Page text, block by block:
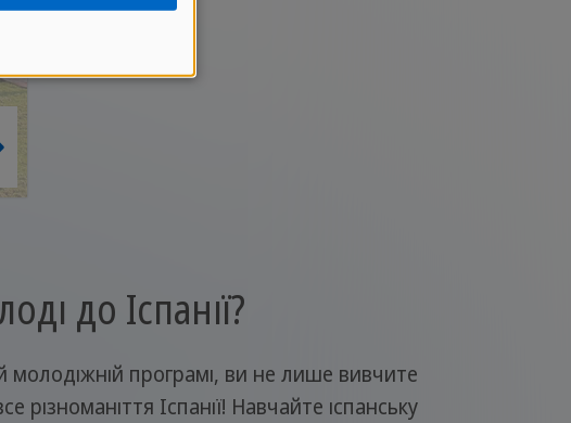
до Іспанії?
молодіжній програмі, ви не лише вивчите
Іспанії! Навчайте іспанську